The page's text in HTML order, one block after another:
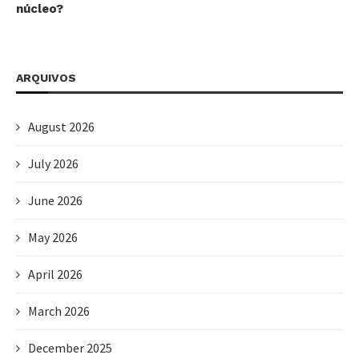
núcleo?
ARQUIVOS
August 2026
July 2026
June 2026
May 2026
April 2026
March 2026
December 2025